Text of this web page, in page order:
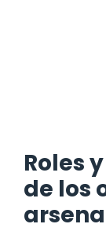
Roles
de los